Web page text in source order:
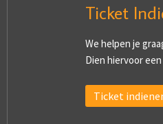
Ticket
We helpen je
Dien hiervoor
Ticket